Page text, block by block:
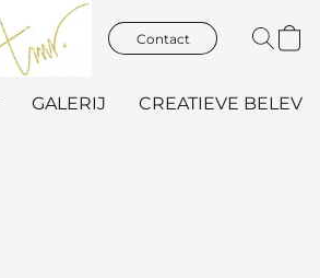
Contact
GALERIJ CREATIEVE